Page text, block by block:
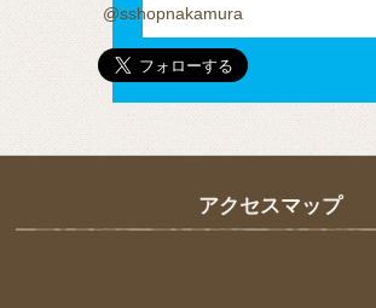
@sshopnakamura
アクセスマップ